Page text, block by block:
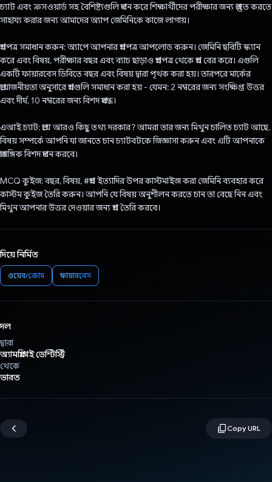
চ্যাট এবং ক্রসওয়ার্ড সহ বৈশিষ্ট্যগুলি প্রদান করে শিক্ষার্থীদের পরীক্ষার জন্য প্রস্তুত করতে
সাহায্য করার জন্য আমাদের অ্যাপ জেমিনিকে কাজে লাগায়।
প্রশ্নপত্র সমাধান করুন: অ্যাপে আপনার প্রশ্নপত্র আপলোড করুন। জেমিনি ছবিটি স্ক্যান
করে এবং বিষয়, পরীক্ষার বছর এবং ব্যাচ ছাড়াও প্রশ্নপত্র থেকে প্রশ্ন বের করে। এগুলি
একটি ফায়ারবেস ডিবিতে বছর এবং বিষয় দ্বারা পৃথক করা হয়। তারপরে মার্কের
প্রয়োজনীয়তা অনুসারে প্রশ্নগুলি সমাধান করা হয় - যেমন: 2 নম্বরের জন্য সংক্ষিপ্ত উত্তর
এবং দীর্ঘ, 10 নম্বরের জন্য বিশদ প্রবন্ধ।
এআই চ্যাট: প্রশ্নে আরও কিছু তথ্য দরকার? আমরা তার জন্য মিথুন চালিত চ্যাট আছে.
বিষয় সম্পর্কে আপনি যা জানতে চান চ্যাটবটকে জিজ্ঞাসা করুন এবং এটি আপনাকে
প্রাসঙ্গিক বিশদ প্রদান করবে।
MCQ কুইজ: বছর, বিষয়, #প্রশ্ন ইত্যাদির উপর কাস্টমাইজ করা জেমিনি ব্যবহার করে
কাস্টম কুইজ তৈরি করুন। আপনি যে বিষয় অনুশীলন করতে চান তা বেছে নিন এবং
মিথুন আপনার উত্তর দেওয়ার জন্য প্রশ্ন তৈরি করবে।
দিয়ে নির্মিত
ওয়েব/ক্রোম ফায়ারবেস
দল
দ্বারা
অ্যামপ্লিফাই ডেন্টিস্ট্রি
থেকে
ভারত